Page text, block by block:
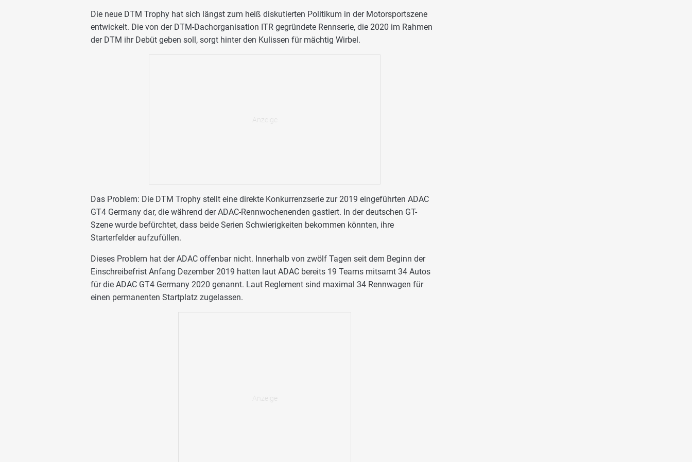
Die neue DTM Trophy hat sich längst zum heiß diskutierten Politikum in der Motorsportszene
entwickelt. Die von der DTM-Dachorganisation ITR gegründete Rennserie, die 2020 im Rahmen
der DTM ihr Debüt geben soll, sorgt hinter den Kulissen für mächtig Wirbel.
Das Problem: Die DTM Trophy stellt eine direkte Konkurrenzserie zur 2019 eingeführten ADAC
GT4 Germany dar, die während der ADAC-Rennwochenenden gastiert. In der deutschen GT-
Szene wurde befürchtet, dass beide Serien Schwierigkeiten bekommen könnten, ihre
Starterfelder aufzufüllen.
Dieses Problem hat der ADAC offenbar nicht. Innerhalb von zwölf Tagen seit dem Beginn der
Einschreibefrist Anfang Dezember 2019 hatten laut ADAC bereits 19 Teams mitsamt 34 Autos
für die ADAC GT4 Germany 2020 genannt. Laut Reglement sind maximal 34 Rennwagen für
einen permanenten Startplatz zugelassen.